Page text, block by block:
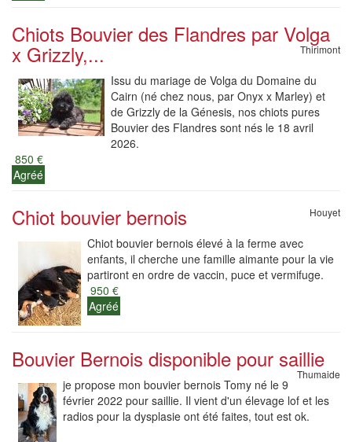
Chiots Bouvier des Flandres par Volga
x Grizzly,... Thirimont
Issu du mariage de Volga du Domaine du
Cairn (né chez nous, par Onyx x Marley) et
de Grizzly de la Génesis, nos chiots pures
Bouvier des Flandres sont nés le 18 avril
2026.
850 €
Agréé
Chiot bouvier bernois Houyet
Chiot bouvier bernois élevé à la ferme avec
enfants, il cherche une famille aimante pour la vie
partiront en ordre de vaccin, puce et vermifuge.
950 €
Agréé
Bouvier Bernois disponible pour saillie
Thumaide
je propose mon bouvier bernois Tomy né le 9
février 2022 pour saillie. Il vient d'un élevage lof et les
radios pour la dysplasie ont été faites, tout est ok.